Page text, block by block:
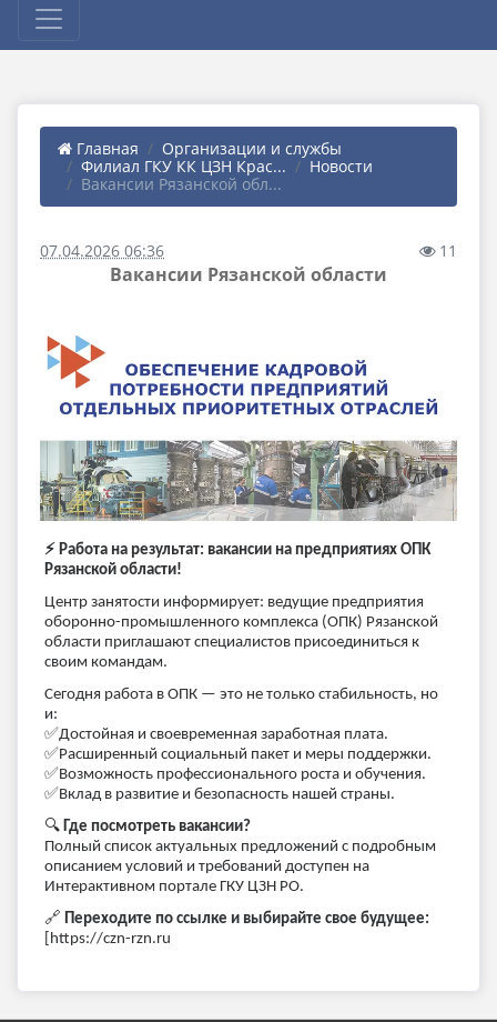
Главная
Организации и службы
Филиал ГКУ КК ЦЗН Крас...
Новости
Вакансии Рязанской обл...
07.04.2026 06:36 11
Вакансии Рязанской области
⚡ ️ Работа на результат: вакансии на предприятиях ОПК
Рязанской области!
Центр занятости информирует: ведущие предприятия
оборонно-промышленного комплекса (ОПК) Рязанской
области приглашают специалистов присоединиться к
своим командам.
Сегодня работа в ОПК — это не только стабильность, но
и:
✅Достойная и своевременная заработная плата.
✅Расширенный социальный пакет и меры поддержки.
✅Возможность профессионального роста и обучения.
✅Вклад в развитие и безопасность нашей страны.
🔍 Где посмотреть вакансии?
Полный список актуальных предложений с подробным
описанием условий и требований доступен на
Интерактивном портале ГКУ ЦЗН РО.
🔗 Переходите по ссылке и выбирайте свое будущее:
[https://czn-rzn.ru